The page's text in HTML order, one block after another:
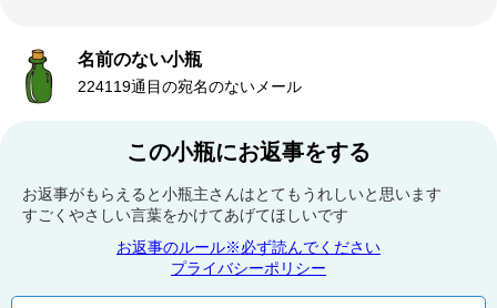
名前のない小瓶
224119通目の宛名のないメール
この小瓶にお返事をする
お返事がもらえると小瓶主さんはとてもうれしいと思います
すごくやさしい言葉をかけてあげてほしいです
お返事のルール※必ず読んでください
プライバシーポリシー